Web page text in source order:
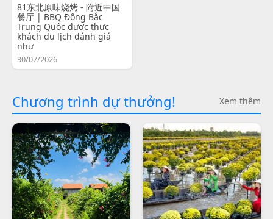
81东北原味烧烤 - 附近中国
餐厅 | BBQ Đông Bắc
Trung Quốc được thực
khách du lịch đánh giá
như
30/07/2026
Chương trình dự thưởng! Xem thêm